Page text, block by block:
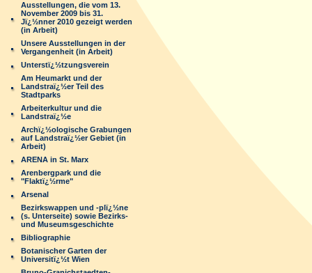
Ausstellungen, die vom 13.
November 2009 bis 31.
Jï¿½nner 2010 gezeigt werden
(in Arbeit)
Unsere Ausstellungen in der
Vergangenheit (in Arbeit)
Unterstï¿½tzungsverein
Am Heumarkt und der
Landstraï¿½er Teil des
Stadtparks
Arbeiterkultur und die
Landstraï¿½e
Archï¿½ologische Grabungen
auf Landstraï¿½er Gebiet (in
Arbeit)
ARENA in St. Marx
Arenbergpark und die
"Flaktï¿½rme"
Arsenal
Bezirkswappen und -plï¿½ne
(s. Unterseite) sowie Bezirks-
und Museumsgeschichte
Bibliographie
Botanischer Garten der
Universitï¿½t Wien